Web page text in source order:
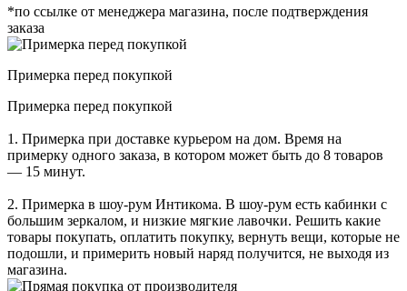
*по ссылке от менеджера магазина, после подтверждения
заказа
Примерка перед покупкой
Примерка перед покупкой
1. Примерка при доставке курьером на дом. Время на
примерку одного заказа, в котором может быть до 8 товаров
— 15 минут.
2. Примерка в шоу-рум Интикома. В шоу-рум есть кабинки с
большим зеркалом, и низкие мягкие лавочки. Решить какие
товары покупать, оплатить покупку, вернуть вещи, которые не
подошли, и примерить новый наряд получится, не выходя из
магазина.